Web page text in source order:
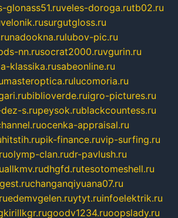
glonass51.ruveles-doroga.rutb02.ru
velonik.rusurgutgloss.ru
nadookna.rulubov-pic.ru
nn.rusocrat2000.ruvgurin.ru
klassika.rusabeonline.ru
masteroptica.rulucomoria.ru
biblioverde.ruigro-pictures.ru
s.rupeysok.rublackcountess.ru
ocenka-appraisal.ru
hitstih.rupik-finance.ruvip-surfing.ru
olymp-clan.rudr-pavlush.ru
allkmv.rudhgfd.rutesotomeshell.ru
changanqiyuana07.ru
edemvgelen.ruytyt.ruinfoelektrik.ru
kirillkgr.rugoodv1234.ruoopslady.ru